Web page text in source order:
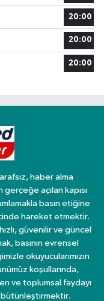
20:00
20:00
20:00
haber alma
açılan kapısı
basın etiğine
hareket etmektir.
güvenilir ve güncel
basının evrensel
okuyucularımızın
koşullarında,
ve toplumsal faydayı
bütünleştirmektir.